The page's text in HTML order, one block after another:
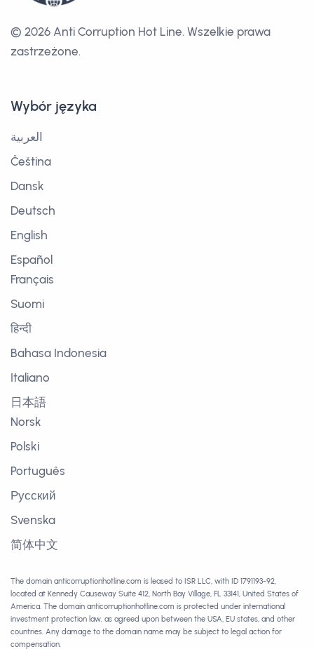
© 2026 Anti Corruption Hot Line. Wszelkie prawa
zastrzeżone.
Wybór języka
العربية
Čeština
Dansk
Deutsch
English
Español
Français
Suomi
हिन्दी
Bahasa Indonesia
Italiano
日本語
Norsk
Polski
Português
Русский
Svenska
简体中文
The domain anticorruptionhotline.com is leased to ISR LLC, with ID 1791193-92,
located at Kennedy Causeway Suite 412, North Bay Village, FL 33141, United States of
America. The domain anticorruptionhotline.com is protected under international
investment protection law, as agreed upon between the USA, EU states, and other
countries. Any damage to the domain name may be subject to legal action for
compensation.